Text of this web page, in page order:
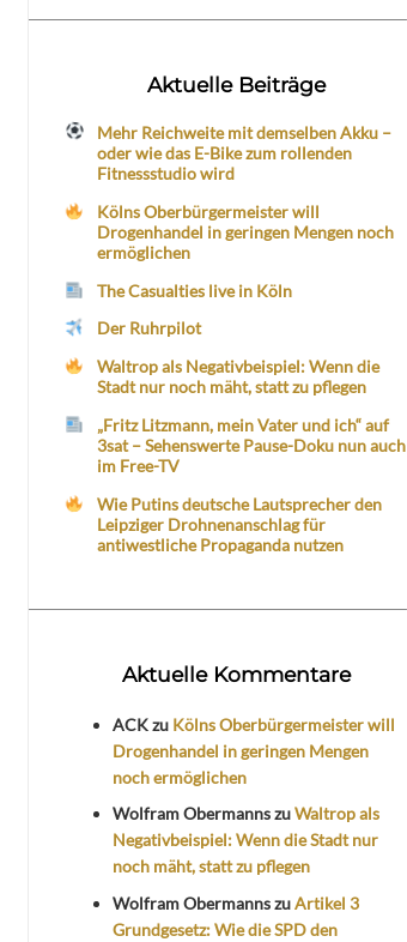
Aktuelle Beiträge
Mehr Reichweite mit demselben Akku –
oder wie das E-Bike zum rollenden
Fitnessstudio wird
Kölns Oberbürgermeister will
Drogenhandel in geringen Mengen noch
ermöglichen
The Casualties live in Köln
Der Ruhrpilot
Waltrop als Negativbeispiel: Wenn die
Stadt nur noch mäht, statt zu pflegen
„Fritz Litzmann, mein Vater und ich“ auf
3sat – Sehenswerte Pause-Doku nun auch
im Free-TV
Wie Putins deutsche Lautsprecher den
Leipziger Drohnenanschlag für
antiwestliche Propaganda nutzen
Aktuelle Kommentare
ACKzu Kölns Oberbürgermeister will
Drogenhandel in geringen Mengen
noch ermöglichen
Wolfram ObermannszuWaltrop als
Negativbeispiel: Wenn die Stadt nur
noch mäht, statt zu pflegen
Wolfram ObermannszuArtikel 3
Grundgesetz: Wie die SPD den